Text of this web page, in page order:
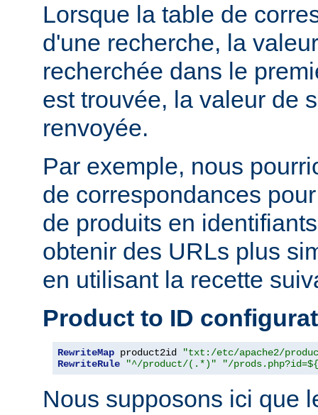
Lorsque la table de
d'une recherche, la
recherchée dans le
est trouvée, la valeur de
renvoyée.
Par exemple, nous
de correspondances
de produits en
obtenir des URLs plus
en utilisant la recette
Product to ID
RewriteMap product2id
"txt:/etc/apache2/
RewriteRule
"^/product/(.*)" "/
Nous supposons ici que